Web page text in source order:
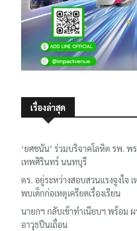
เรื่องล่าสุด
‘ยศชนัน’ ร่วมบริจาคโลหิต รพ. พ
เทพศิรินทร์ นนทบุรี
ตร. อยู่ระหว่างสอบสวนแรงจูงใจ
พบเด็กก่อเหตุเครียดเรื่องเรียน
นายกฯ กลับเข้าทำเนียบฯ พร้อม
อาวุธปืนเถื่อน